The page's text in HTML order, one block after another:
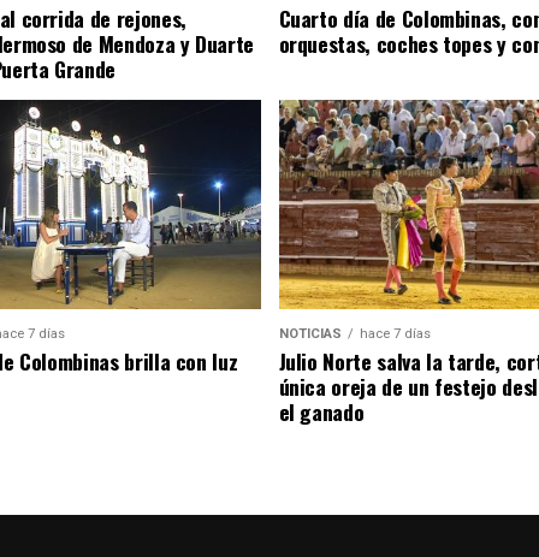
corrida de rejones,
de Mendoza y Duarte
Grande
Cuarto día de Colombinas,
orquestas, coches topes y
7 días
Colombinas brilla con luz
NOTICIAS hace 7 días
Julio Norte salva la tarde,
única oreja de un festejo
el ganado